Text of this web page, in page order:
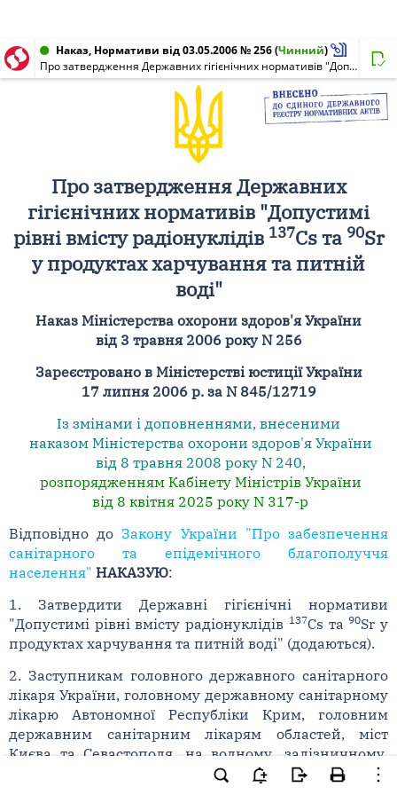
Наказ, Нормативи від 03.05.2006 № 256(Чинний)
Про затвердження Державних гігієнічних нормативів "Допустимі рівні вмісту радіонуклідів 137 Cs та 90 Sr у продуктах харчування та питній воді"